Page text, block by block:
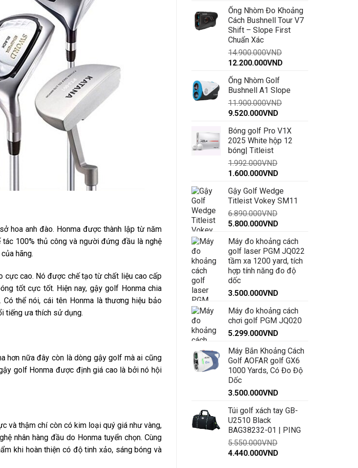
hoa anh đào. Honma được thành lập từ năm
100% thủ công và người đứng đầu là nghệ
hãng.
cực cao. Nó được chế tạo từ chất liệu cao cấp
tốt cực tốt. Hiện nay, gậy golf Honma chia
thể nói, cái tên Honma là thương hiệu bảo
tiếng ưa thích sử dụng.
hơn nữa đây còn là dòng gậy golf mà ai cũng
golf Honma được định giá cao là bởi nó hội
và thậm chí còn có kim loại quý giá như vàng,
nhân hàng đầu do Honma tuyển chọn. Cùng
khi hoàn thiện có độ tinh xảo, sáng bóng và
là:
6.250.000VND.
tại
là:
5.312.000VND.
Ống Nhòm Đo Khoảng
Cách Bushnell Tour V7
Shift – Slope First
Chuẩn Xác
14.900.000VND
Giá
là:
14.900.000VND.
12.200.000VND
là:
Ống Nhòm Golf
Bushnell A1 Slope
11.900.000VND
Giá
là:
11.900.000VND.
9.520.000VND
tại
là:
Bóng golf Pro V1X
2025 White hộp 12
bóng| Titleist
1.992.000VND
Giá
là:
1.992.000VND.
1.600.000VND
tại
là:
Gậy Golf Wedge
Titleist Vokey SM11
6.890.000VND
Giá
là:
6.890.000VND.
5.800.000VND
tại
là:
5.800.000VND.
Máy đo khoảng cách
golf laser PGM JQ022
tầm xa 1200 yard, tích
hợp tính năng đo độ
dốc
3.500.000VND
Máy đo khoảng cách
chơi golf PGM JQ020
5.299.000VND
Máy Bắn Khoảng Cách
Golf AOFAR golf GX6
1000 Yards, Có Đo Độ
Dốc
3.500.000VND
Túi golf xách tay GB-
U2510 Black
BAG38232-01 | PING
5.550.000VND
Giá
4.440.000VND